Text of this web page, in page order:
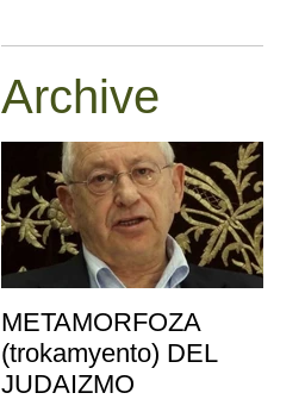
Archive
METAMORFOZA
(trokamyento) DEL
JUDAIZMO